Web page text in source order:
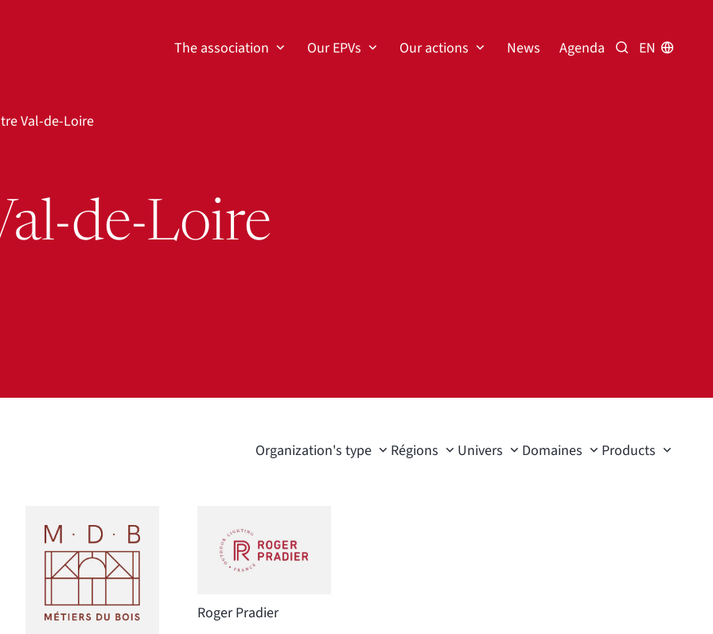
The association Our EPVs Our actions News Agenda Search the
EN
Val-de-Loire
de-Loire
Organization's type Régions Univers Domaines Products
Roger Pradier